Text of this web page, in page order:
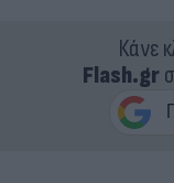
Κάνε
Flash.gr